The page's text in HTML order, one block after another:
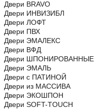
Двери BRAVO
Двери ИНВИЗИБЛ
Двери ЛОФТ
Двери ПВХ
Двери ЭМАЛЕКС
Двери ВФД
Двери ШПОНИРОВАННЫЕ
Двери ЭМАЛЬ
Двери с ПАТИНОЙ
Двери из МАССИВА
Двери ЭКОШПОН
Двери SOFT-TOUCH